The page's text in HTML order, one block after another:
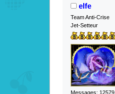
elfe
Team Anti-Crise
Jet-Setteur
Messages: 12579